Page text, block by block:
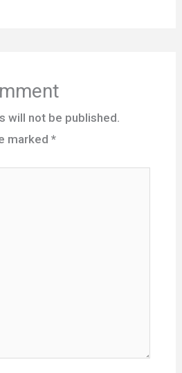
will not be published.
marked *